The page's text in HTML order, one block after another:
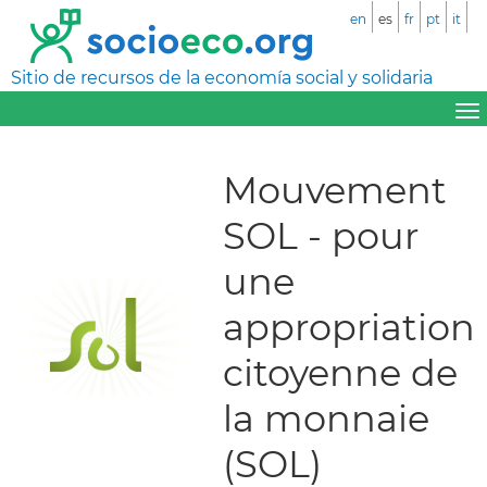
Sitio de recursos de la economía social y solidaria
en es fr pt it
Mouvement
SOL - pour
une
appropriation
citoyenne de
la monnaie
(SOL)